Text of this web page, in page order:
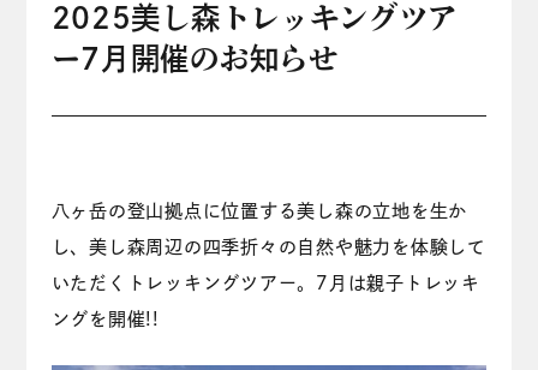
2025美し森トレッキングツア
ー7月開催のお知らせ
八ヶ岳の登山拠点に位置する美し森の立地を生か
し、美し森周辺の四季折々の自然や魅力を体験して
いただくトレッキングツアー。7月は親子トレッキ
ングを開催!!